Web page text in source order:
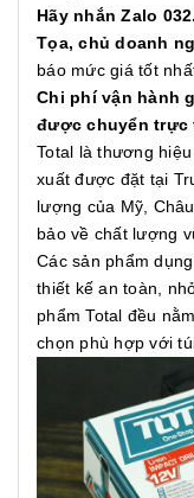
Hãy nhắn Zalo
Tọa, chủ doanh
báo mức giá tốt
Chi phí vận hành
được chuyển trực
Total là thương
xuất được đặt tại
lượng của Mỹ,
bảo về chất lượng
Các sản phẩm
thiết kế an toàn,
phẩm Total đều
chọn phù hợp với